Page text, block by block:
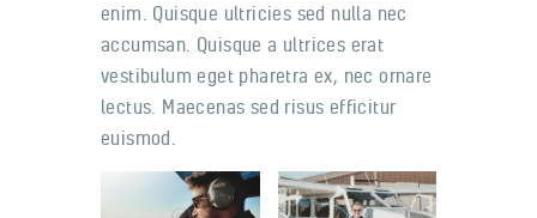
enim. Quisque ultricies sed nulla nec
accumsan. Quisque a ultrices erat
vestibulum eget pharetra ex, nec ornare
lectus. Maecenas sed risus efficitur
euismod.